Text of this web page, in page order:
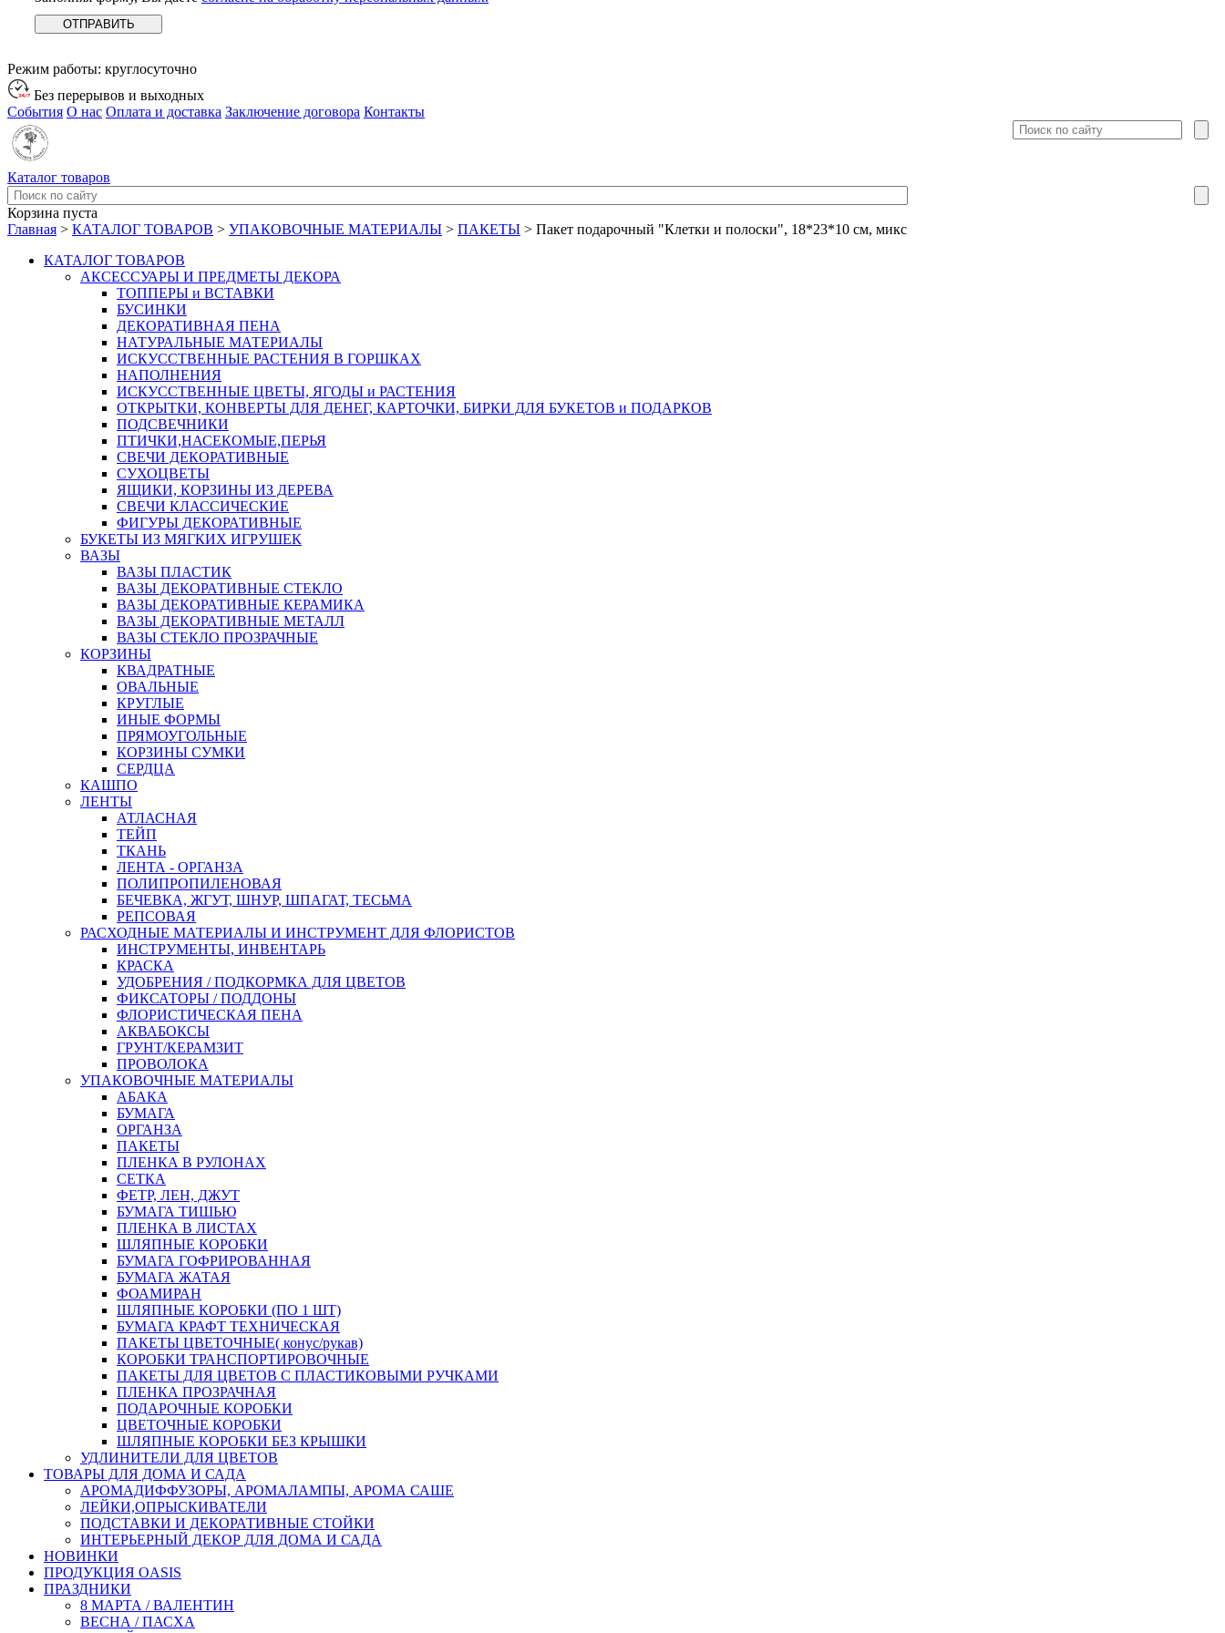
Режим работы: круглосуточно
Без перерывов и выходных
События О нас Оплата и доставка Заключение договора Контакты
Каталог товаров
Корзина пуста
Главная > КАТАЛОГ ТОВАРОВ > УПАКОВОЧНЫЕ МАТЕРИАЛЫ > ПАКЕТЫ > Пакет подарочный "Клетки и полоски", 18*23*10 см, микс
КАТАЛОГ ТОВАРОВ
АКСЕССУАРЫ И ПРЕДМЕТЫ ДЕКОРА
ТОППЕРЫ и ВСТАВКИ
БУСИНКИ
ДЕКОРАТИВНАЯ ПЕНА
НАТУРАЛЬНЫЕ МАТЕРИАЛЫ
ИСКУССТВЕННЫЕ РАСТЕНИЯ В ГОРШКАХ
НАПОЛНЕНИЯ
ИСКУССТВЕННЫЕ ЦВЕТЫ, ЯГОДЫ и РАСТЕНИЯ
ОТКРЫТКИ, КОНВЕРТЫ ДЛЯ ДЕНЕГ, КАРТОЧКИ, БИРКИ ДЛЯ БУКЕТОВ и ПОДАРКОВ
ПОДСВЕЧНИКИ
ПТИЧКИ,НАСЕКОМЫЕ,ПЕРЬЯ
СВЕЧИ ДЕКОРАТИВНЫЕ
СУХОЦВЕТЫ
ЯЩИКИ, КОРЗИНЫ ИЗ ДЕРЕВА
СВЕЧИ КЛАССИЧЕСКИЕ
ФИГУРЫ ДЕКОРАТИВНЫЕ
БУКЕТЫ ИЗ МЯГКИХ ИГРУШЕК
ВАЗЫ
ВАЗЫ ПЛАСТИК
ВАЗЫ ДЕКОРАТИВНЫЕ СТЕКЛО
ВАЗЫ ДЕКОРАТИВНЫЕ КЕРАМИКА
ВАЗЫ ДЕКОРАТИВНЫЕ МЕТАЛЛ
ВАЗЫ СТЕКЛО ПРОЗРАЧНЫЕ
КОРЗИНЫ
КВАДРАТНЫЕ
ОВАЛЬНЫЕ
КРУГЛЫЕ
ИНЫЕ ФОРМЫ
ПРЯМОУГОЛЬНЫЕ
КОРЗИНЫ СУМКИ
СЕРДЦА
КАШПО
ЛЕНТЫ
АТЛАСНАЯ
ТЕЙП
ТКАНЬ
ЛЕНТА - ОРГАНЗА
ПОЛИПРОПИЛЕНОВАЯ
БЕЧЕВКА, ЖГУТ, ШНУР, ШПАГАТ, ТЕСЬМА
РЕПСОВАЯ
РАСХОДНЫЕ МАТЕРИАЛЫ И ИНСТРУМЕНТ ДЛЯ ФЛОРИСТОВ
ИНСТРУМЕНТЫ, ИНВЕНТАРЬ
КРАСКА
УДОБРЕНИЯ / ПОДКОРМКА ДЛЯ ЦВЕТОВ
ФИКСАТОРЫ / ПОДДОНЫ
ФЛОРИСТИЧЕСКАЯ ПЕНА
АКВАБОКСЫ
ГРУНТ/КЕРАМЗИТ
ПРОВОЛОКА
УПАКОВОЧНЫЕ МАТЕРИАЛЫ
АБАКА
БУМАГА
ОРГАНЗА
ПАКЕТЫ
ПЛЕНКА В РУЛОНАХ
СЕТКА
ФЕТР, ЛЕН, ДЖУТ
БУМАГА ТИШЬЮ
ПЛЕНКА В ЛИСТАХ
ШЛЯПНЫЕ КОРОБКИ
БУМАГА ГОФРИРОВАННАЯ
БУМАГА ЖАТАЯ
ФОАМИРАН
ШЛЯПНЫЕ КОРОБКИ (ПО 1 ШТ)
БУМАГА КРАФТ ТЕХНИЧЕСКАЯ
ПАКЕТЫ ЦВЕТОЧНЫЕ( конус/рукав)
КОРОБКИ ТРАНСПОРТИРОВОЧНЫЕ
ПАКЕТЫ ДЛЯ ЦВЕТОВ С ПЛАСТИКОВЫМИ РУЧКАМИ
ПЛЕНКА ПРОЗРАЧНАЯ
ПОДАРОЧНЫЕ КОРОБКИ
ЦВЕТОЧНЫЕ КОРОБКИ
ШЛЯПНЫЕ КОРОБКИ БЕЗ КРЫШКИ
УДЛИНИТЕЛИ ДЛЯ ЦВЕТОВ
ТОВАРЫ ДЛЯ ДОМА И САДА
АРОМАДИФФУЗОРЫ, АРОМАЛАМПЫ, АРОМА САШЕ
ЛЕЙКИ,ОПРЫСКИВАТЕЛИ
ПОДСТАВКИ И ДЕКОРАТИВНЫЕ СТОЙКИ
ИНТЕРЬЕРНЫЙ ДЕКОР ДЛЯ ДОМА И САДА
НОВИНКИ
ПРОДУКЦИЯ OASIS
ПРАЗДНИКИ
8 МАРТА / ВАЛЕНТИН
ВЕСНА / ПАСХА